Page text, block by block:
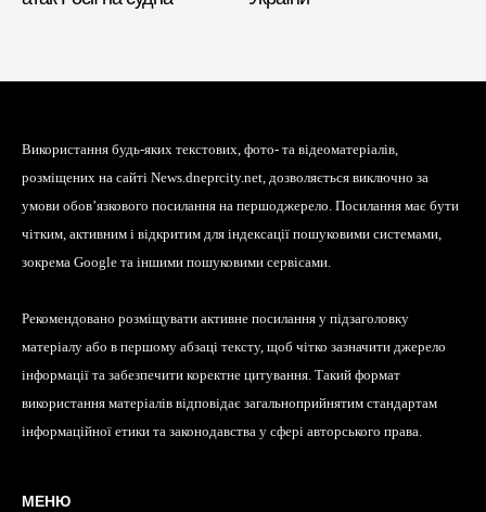
Використання будь-яких текстових, фото- та відеоматеріалів,
розміщених на сайті News.dneprcity.net, дозволяється виключно за
умови обов’язкового посилання на першоджерело. Посилання має бути
чітким, активним і відкритим для індексації пошуковими системами,
зокрема Google та іншими пошуковими сервісами.
Рекомендовано розміщувати активне посилання у підзаголовку
матеріалу або в першому абзаці тексту, щоб чітко зазначити джерело
інформації та забезпечити коректне цитування. Такий формат
використання матеріалів відповідає загальноприйнятим стандартам
інформаційної етики та законодавства у сфері авторського права.
МЕНЮ